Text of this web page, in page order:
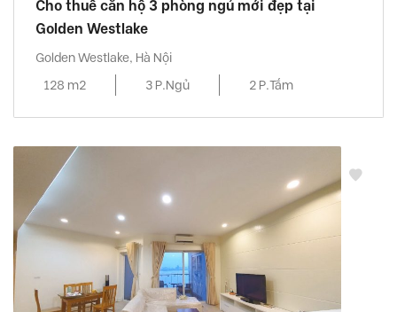
Cho thuê căn hộ 3 phòng ngủ mới đẹp tại
Golden Westlake
Golden Westlake, Hà Nội
128 m2
3 P.Ngủ 2 P.Tắm